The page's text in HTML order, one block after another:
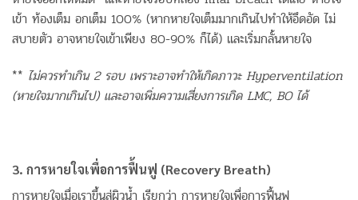
เข้า ท้องเต็ม อกเต็ม 100% (หากหายใจเต็มมากเกินไปทำให้อึดอัด ไม่
สบายตัว อาจหายใจเข้าเพียง 80-90% ก็ได้) และเริ่มกลั้นหายใจ
** ไม่ควรทำเกิน 2 รอบ เพราะอาจทำให้เกิดภาวะ Hyperventilation
(หายใจมากเกินไป) และอาจเพิ่มความเสี่ยงการเกิด LMC, BO ได้
3. การหายใจเพื่อการฟื้นฟู (Recovery Breath)
การหายใจเมื่อเราขึ้นสู่ผิวน้ำ เรียกว่า การหายใจเพื่อการฟื้นฟู